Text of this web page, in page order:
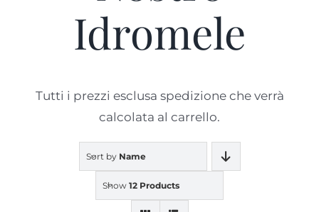
Idromele
Tutti i prezzi esclusa spedizione che verrà
calcolata al carrello.
Sort by Name
Show 12 Products